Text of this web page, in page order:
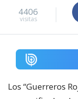
4406
visitas
Los “Guerreros